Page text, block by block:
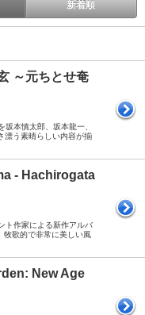
新着順
～元ちとせ奄
坂本慎太郎、坂本龍一、
漂う素晴らしい内容が揃
- Hachirogata
ト作家による新作アルバ
牧歌的で非常に美しい風
New Age